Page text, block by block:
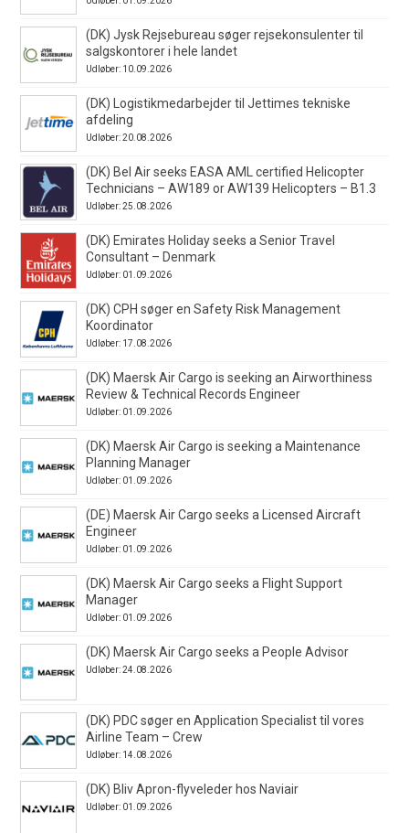
(DK) Jysk Rejsebureau søger rejsekonsulenter til
salgskontorer i hele landet
Udløber: 10.09.2026
(DK) Logistikmedarbejder til Jettimes tekniske
afdeling
Udløber: 20.08.2026
(DK) Bel Air seeks EASA AML certified Helicopter
Technicians – AW189 or AW139 Helicopters – B1.3
Udløber: 25.08.2026
(DK) Emirates Holiday seeks a Senior Travel
Consultant – Denmark
Udløber: 01.09.2026
(DK) CPH søger en Safety Risk Management
Koordinator
Udløber: 17.08.2026
(DK) Maersk Air Cargo is seeking an Airworthiness
Review & Technical Records Engineer
Udløber: 01.09.2026
(DK) Maersk Air Cargo is seeking a Maintenance
Planning Manager
Udløber: 01.09.2026
(DE) Maersk Air Cargo seeks a Licensed Aircraft
Engineer
Udløber: 01.09.2026
(DK) Maersk Air Cargo seeks a Flight Support
Manager
Udløber: 01.09.2026
(DK) Maersk Air Cargo seeks a People Advisor
Udløber: 24.08.2026
(DK) PDC søger en Application Specialist til vores
Airline Team – Crew
Udløber: 14.08.2026
(DK) Bliv Apron-flyveleder hos Naviair
Udløber: 01.09.2026